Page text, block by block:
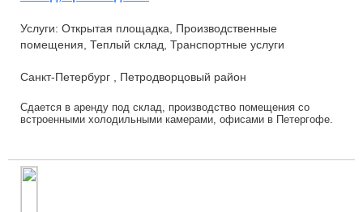
Услуги: Открытая площадка, Производственные
помещения, Теплый склад, Транспортные услуги
Санкт-Петербург , Петродворцовый район
Сдается в аренду под склад, производство помещения со
встроенными холодильными камерами, офисами в Петергофе.